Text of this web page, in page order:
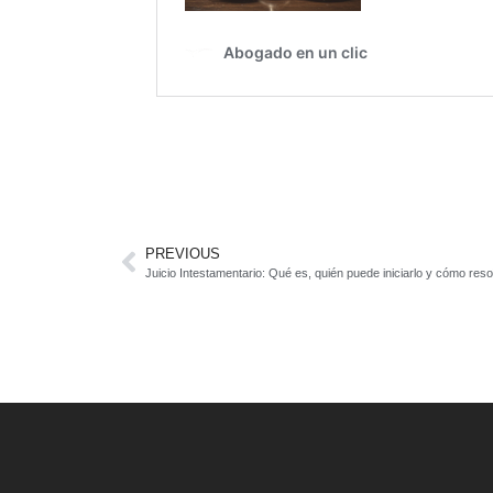
PREVIOUS
Juicio Intestamentario: Qué es, quién puede iniciarlo y cómo